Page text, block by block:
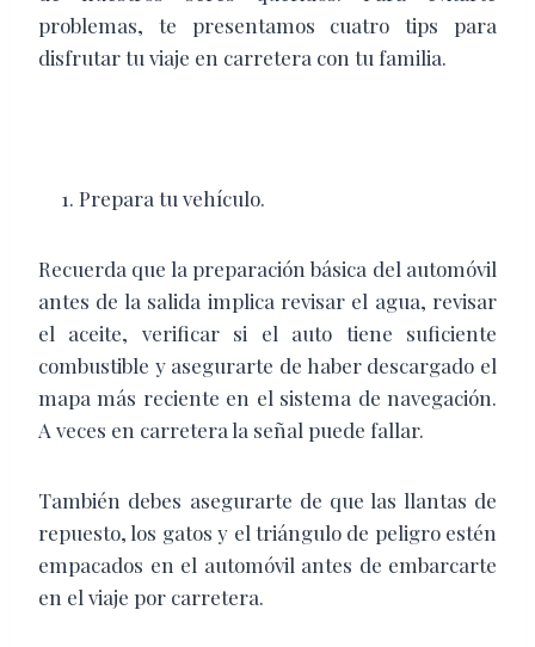
problemas, te presentamos cuatro tips para
disfrutar tu viaje en carretera con tu familia.
Prepara tu vehículo.
Recuerda que la preparación básica del automóvil
antes de la salida implica revisar el agua, revisar
el aceite, verificar si el auto tiene suficiente
combustible y asegurarte de haber descargado el
mapa más reciente en el sistema de navegación.
A veces en carretera la señal puede fallar.
También debes asegurarte de que las llantas de
repuesto, los gatos y el triángulo de peligro estén
empacados en el automóvil antes de embarcarte
en el viaje por carretera.